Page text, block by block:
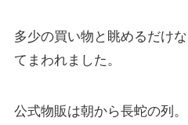
多少の買い物と眺めるだけ
てまわれました。
公式物販は朝から長蛇の列。